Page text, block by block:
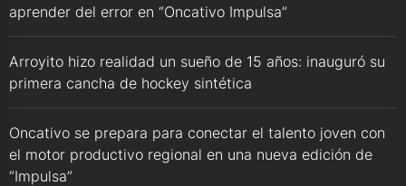
aprender del error en “Oncativo Impulsa”
Arroyito hizo realidad un sueño de 15 años: inauguró su
primera cancha de hockey sintética
Oncativo se prepara para conectar el talento joven con
el motor productivo regional en una nueva edición de
“Impulsa”